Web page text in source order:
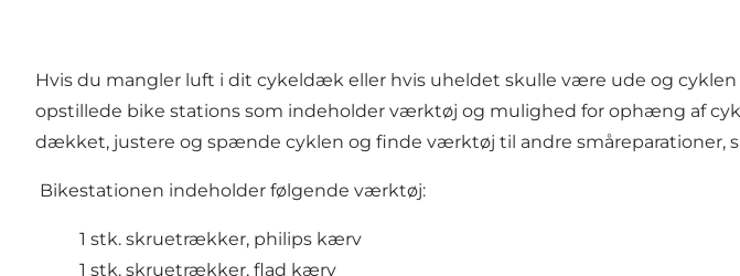
Hvis du mangler luft i dit cykeldæk eller hvis uheldet skulle være ude og
opstillede bike stations som indeholder værktøj og mulighed for ophæng af
dækket, justere og spænde cyklen og finde værktøj til andre småreparationer,
Bikestationen indeholder følgende værktøj:
1 stk. skruetrækker, philips kærv
1 stk. skruetrækker, flad kærv